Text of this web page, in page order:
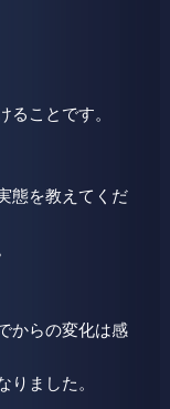
ことです。
態を教えてくだ
からの変化は感
ました。